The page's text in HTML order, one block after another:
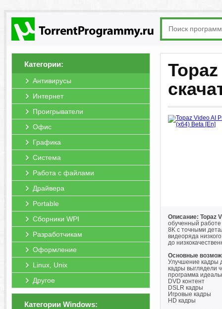
Категории:
Антивирусы
Интернет
Проигрыватели
Офис
Графика
Система
Работа с файлами
Драйвера
Portable
Сборники WPI
Разработчикам
Оформление
Linux, Unix
Другое
Категории Windows:
Описание: Topaz
обученный
8K с точными
видеоряда
до
Основные
Улучшение кадры
кадры выглядели
программа
DVD контент
DSLR кадры
Игровые кадры
HD кадры